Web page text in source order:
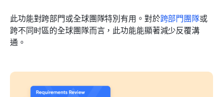
此功能對跨部門或全球團隊特別有用。對於跨部門團隊或
跨不同时區的全球團隊而言，此功能能顯著減少反覆溝
通。